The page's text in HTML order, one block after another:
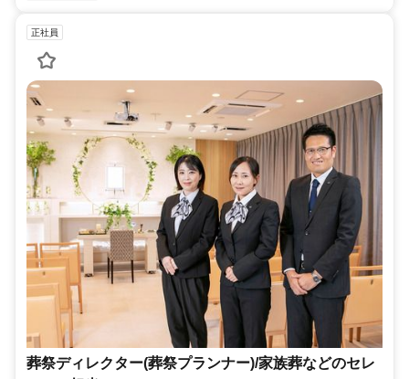
正社員
葬祭ディレクター(葬祭プランナー)/家族葬などのセレ